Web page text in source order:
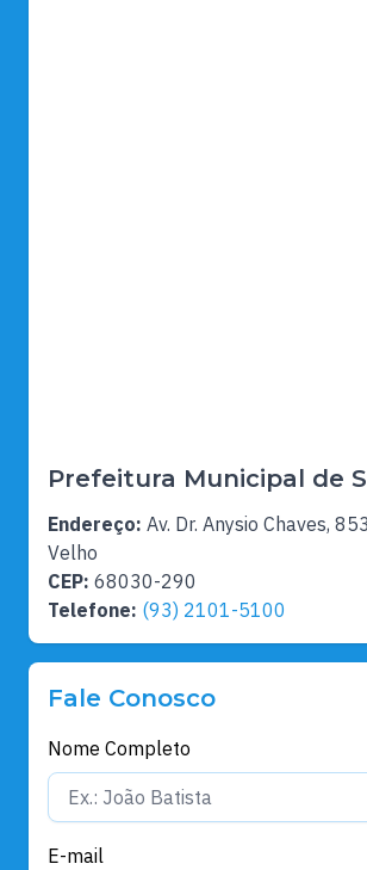
Prefeitura Municipal de
Endereço: Av. Dr. Anysio Chaves,
Velho
CEP: 68030-290
Telefone: (93) 2101-5100
Fale Conosco
Nome Completo
E-mail